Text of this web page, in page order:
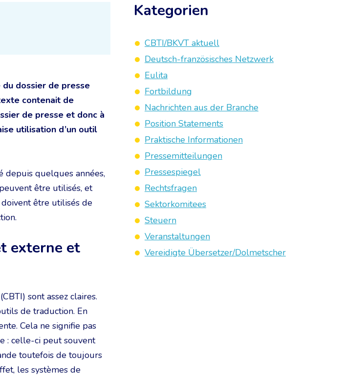
dossier de presse
contenait de
de presse et donc à
utilisation d’un outil
depuis quelques années,
être utilisés, et
être utilisés de
externe et
sont assez claires.
de traduction. En
Cela ne signifie pas
: celle-ci peut souvent
toutefois de toujours
les systèmes de
Kategorien
CBTI/BKVT aktuell
Deutsch-französisches Netzwerk
Eulita
Fortbildung
Nachrichten aus der Branche
Position Statements
Praktische Informationen
Pressemitteilungen
Pressespiegel
Rechtsfragen
Sektorkomitees
Steuern
Veranstaltungen
Vereidigte Übersetzer/Dolmetscher